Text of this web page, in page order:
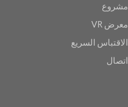
مشروع
معرض VR
الاقتباس السريع
اتصال